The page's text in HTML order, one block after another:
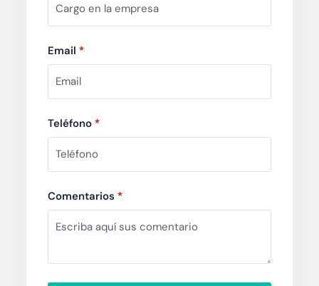
Email *
Teléfono *
Comentarios *